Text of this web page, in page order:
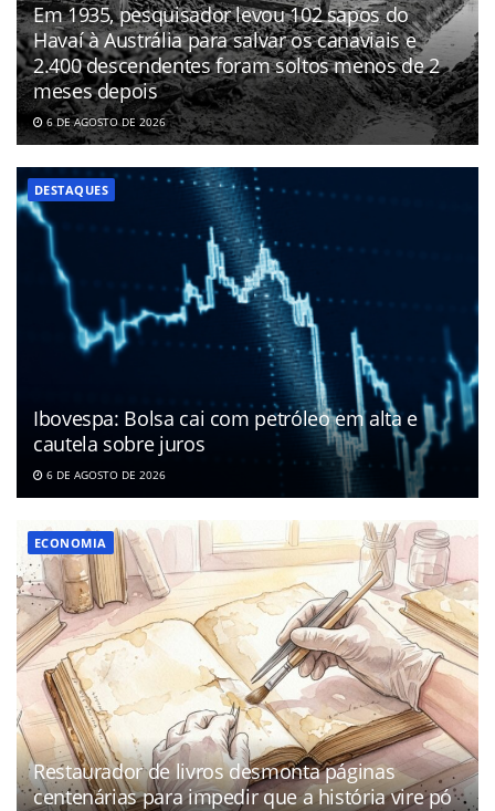
Em 1935, pesquisador levou 102 sapos do
Havaí à Austrália para salvar os canaviais e
2.400 descendentes foram soltos menos de 2
meses depois
6 DE AGOSTO DE 2026
DESTAQUES
Ibovespa: Bolsa cai com petróleo em alta e
cautela sobre juros
6 DE AGOSTO DE 2026
ECONOMIA
Restaurador de livros desmonta páginas
centenárias para impedir que a história vire pó